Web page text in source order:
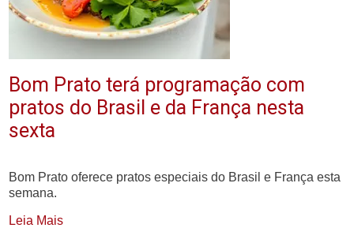
Bom Prato terá programação com
pratos do Brasil e da França nesta
sexta
Bom Prato oferece pratos especiais do Brasil e França esta
semana.
Leia Mais